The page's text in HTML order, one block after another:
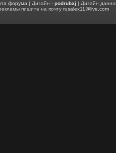
форума | Дизайн -podrubaj | Дизайн
пишите на почтуrusalex11@live.com